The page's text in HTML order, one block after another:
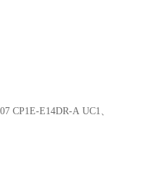
CP1E-E14DR-A UC1、